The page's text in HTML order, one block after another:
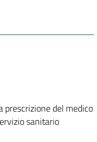
prescrizione del medico
sanitario